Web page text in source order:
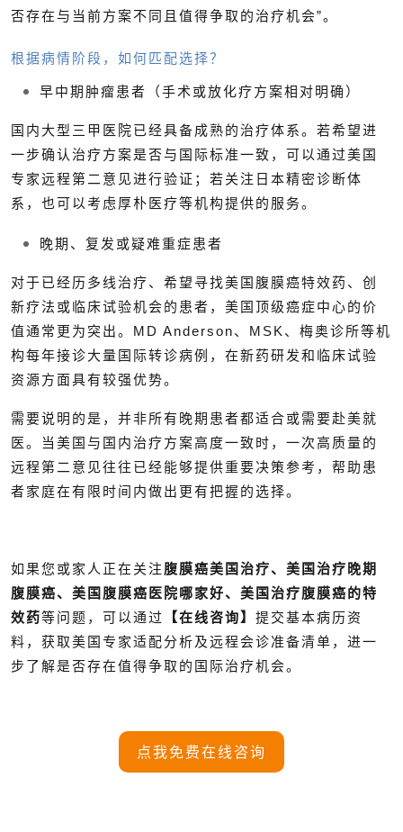
否存在与当前方案不同且值得争取的治疗机会”。
根据病情阶段，如何匹配选择？
早中期肿瘤患者（手术或放化疗方案相对明确）
国内大型三甲医院已经具备成熟的治疗体系。若希望进
一步确认治疗方案是否与国际标准一致，可以通过美国
专家远程第二意见进行验证；若关注日本精密诊断体
系，也可以考虑厚朴医疗等机构提供的服务。
晚期、复发或疑难重症患者
对于已经历多线治疗、希望寻找美国腹膜癌特效药、创
新疗法或临床试验机会的患者，美国顶级癌症中心的价
值通常更为突出。MD Anderson、MSK、梅奥诊所等机
构每年接诊大量国际转诊病例，在新药研发和临床试验
资源方面具有较强优势。
需要说明的是，并非所有晚期患者都适合或需要赴美就
医。当美国与国内治疗方案高度一致时，一次高质量的
远程第二意见往往已经能够提供重要决策参考，帮助患
者家庭在有限时间内做出更有把握的选择。
如果您或家人正在关注 腹膜癌美国治疗、美国治疗晚期
腹膜癌、美国腹膜癌医院哪家好、美国治疗腹膜癌的特
效药等问题，可以通过 【在线咨询】 提交基本病历资
料，获取美国专家适配分析及远程会诊准备清单，进一
步了解是否存在值得争取的国际治疗机会。
点我免费在线咨询